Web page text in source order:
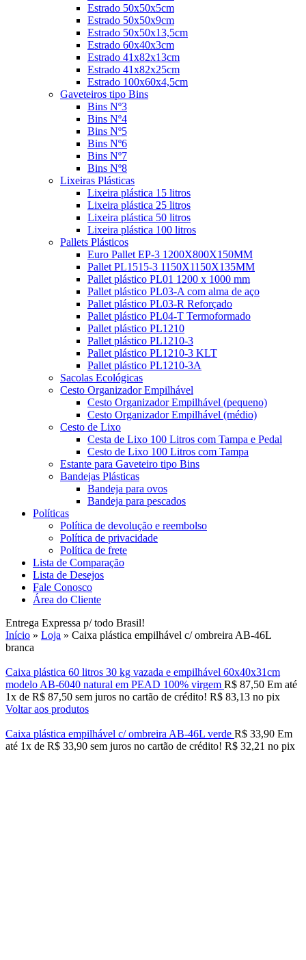
Estrado 50x50x5cm
Estrado 50x50x9cm
Estrado 50x50x13,5cm
Estrado 60x40x3cm
Estrado 41x82x13cm
Estrado 41x82x25cm
Estrado 100x60x4,5cm
Gaveteiros tipo Bins
Bins Nº3
Bins Nº4
Bins Nº5
Bins Nº6
Bins Nº7
Bins Nº8
Lixeiras Plásticas
Lixeira plástica 15 litros
Lixeira plástica 25 litros
Lixeira plástica 50 litros
Lixeira plástica 100 litros
Pallets Plásticos
Euro Pallet EP-3 1200X800X150MM
Pallet PL1515-3 1150X1150X135MM
Pallet plástico PL01 1200 x 1000 mm
Pallet plástico PL03-A com alma de aço
Pallet plástico PL03-R Reforçado
Pallet plástico PL04-T Termoformado
Pallet plástico PL1210
Pallet plástico PL1210-3
Pallet plástico PL1210-3 KLT
Pallet plástico PL1210-3A
Sacolas Ecológicas
Cesto Organizador Empilhável
Cesto Organizador Empilhável (pequeno)
Cesto Organizador Empilhável (médio)
Cesto de Lixo
Cesta de Lixo 100 Litros com Tampa e Pedal
Cesto de Lixo 100 Litros com Tampa
Estante para Gaveteiro tipo Bins
Bandejas Plásticas
Bandeja para ovos
Bandeja para pescados
Políticas
Política de devolução e reembolso
Política de privacidade
Política de frete
Lista de Comparação
Lista de Desejos
Fale Conosco
Área do Cliente
Entrega Expressa p/ todo Brasil!
Início » Loja » Caixa plástica empilhável c/ ombreira AB-46L
branca
Caixa plástica 60 litros 30 kg vazada e empilhável 60x40x31cm
modelo AB-6040 natural em PEAD 100% virgem R$ 87,50 Em até
1x de R$ 87,50 sem juros no cartão de crédito! R$ 83,13 no pix
Voltar aos produtos
Caixa plástica empilhável c/ ombreira AB-46L verde R$ 33,90 Em
até 1x de R$ 33,90 sem juros no cartão de crédito! R$ 32,21 no pix